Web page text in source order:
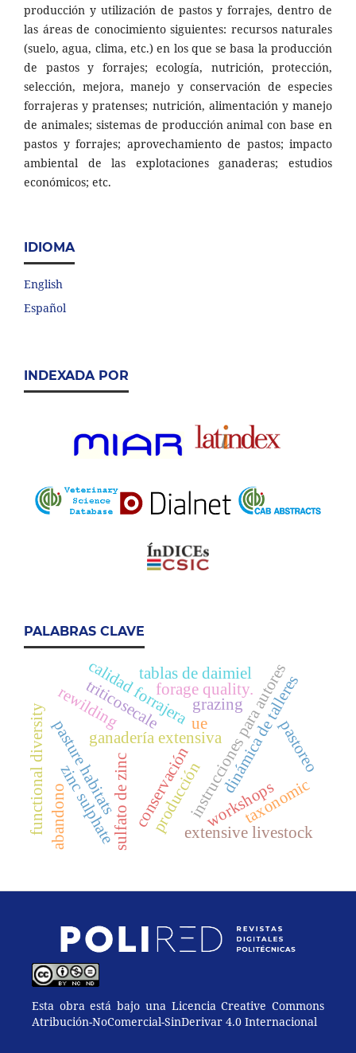
producción y utilización de pastos y forrajes, dentro de
las áreas de conocimiento siguientes: recursos naturales
(suelo, agua, clima, etc.) en los que se basa la producción
de pastos y forrajes; ecología, nutrición, protección,
selección, mejora, manejo y conservación de especies
forrajeras y pratenses; nutrición, alimentación y manejo
de animales; sistemas de producción animal con base en
pastos y forrajes; aprovechamiento de pastos; impacto
ambiental de las explotaciones ganaderas; estudios
económicos; etc.
IDIOMA
English
Español
INDEXADA POR
PALABRAS CLAVE
instrucciones para autores
conservación
ganadería extensivadinámica de talleres
extensive livestock
pasture habitats workshops
sulfato de zinc
triticosecale
calidad forrajera
zinc sulphate
forage quality.
pastoreo
tablas de daimiel
functional diversity grazing
taxonomic
ue
producción
rewilding
abandono
Esta obra está bajo una Licencia Creative Commons
Atribución-NoComercial-SinDerivar 4.0 Internacional